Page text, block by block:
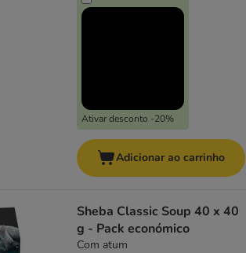
Ativar desconto -20%
Adicionar ao carrinho
Sheba Classic Soup 40 x 40
g - Pack económico
Com atum